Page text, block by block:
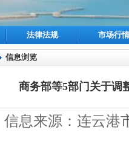
法律法规 市场行情
信息浏览
商务部等5部门关于调
信息来源：连云